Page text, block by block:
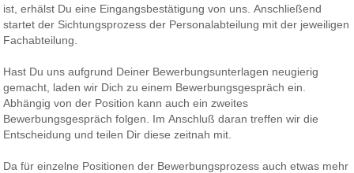
ist, erhälst Du eine Eingangsbestätigung von uns. Anschließend
startet der Sichtungsprozess der Personalabteilung mit der jeweiligen
Fachabteilung.
Hast Du uns aufgrund Deiner Bewerbungsunterlagen neugierig
gemacht, laden wir Dich zu einem Bewerbungsgespräch ein.
Abhängig von der Position kann auch ein zweites
Bewerbungsgespräch folgen. Im Anschluß daran treffen wir die
Entscheidung und teilen Dir diese zeitnah mit.
Da für einzelne Positionen der Bewerbungsprozess auch etwas mehr